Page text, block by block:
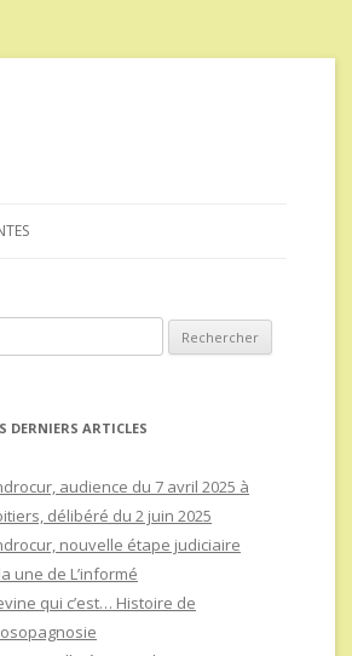
DERNIERS ARTICLES
audience du 7 avril 2025 à
délibéré du 2 juin 2025
nouvelle étape judiciaire
une de L’informé
qui c’est… Histoire de